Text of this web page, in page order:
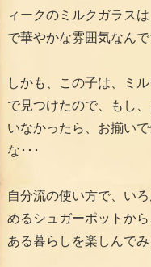
ィークのミルクガラス
で華やかな雰囲気なんで
しかも、この子は、ミ
で見つけたので、もし
いなかったら、お揃い
な･･･
自分流の使い方で、い
めるシュガーポットか
ある暮らしを楽しんでみ